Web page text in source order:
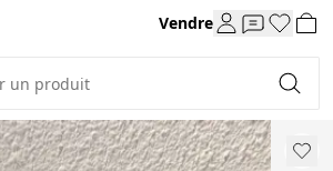
Vendre